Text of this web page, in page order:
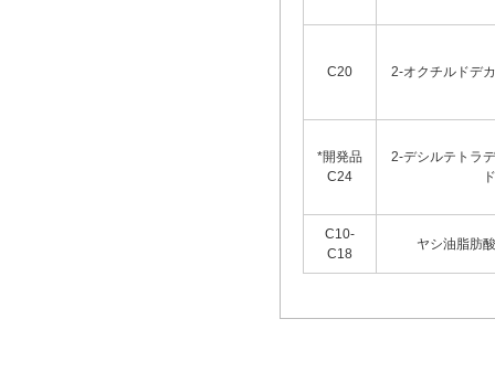
C20 2-オクチルドデ
*開発品
C24
2-デシルテトラ
ド
C10-
C18
ヤシ油脂肪